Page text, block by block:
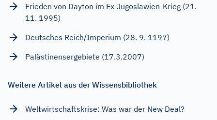
Frieden von Dayton im Ex-Jugoslawien-Krieg (21.
11. 1995)
Deutsches Reich/Imperium (28. 9. 1197)
Palästinensergebiete (17.3.2007)
Weitere Artikel aus der Wissensbibliothek
Weltwirtschaftskrise: Was war der New Deal?